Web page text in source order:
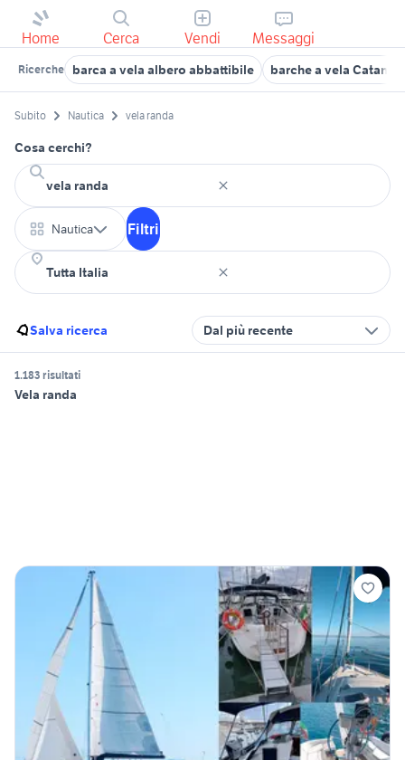
Home Cerca Vendi Messaggi
Ricerche barca a vela albero abbattibile barche a vela Catania
Subito Nautica vela randa
Cosa cerchi?
Nautica Filtri
Salva ricerca Dal più recente
1.183 risultati
Vela randa